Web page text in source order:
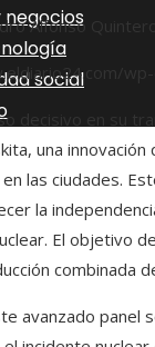
negocios
social
Alfonso Quintero
decisivo en su
una
las ciudades.
la
El objetivo
combinada
avanzado panel